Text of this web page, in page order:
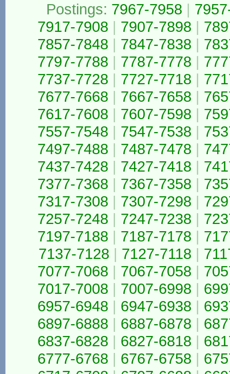
Postings: 7967-7958 |
7917-7908 | 7907-7898 |
7857-7848 | 7847-7838 |
7797-7788 | 7787-7778 |
7737-7728 | 7727-7718 |
7677-7668 | 7667-7658 |
7617-7608 | 7607-7598 |
7557-7548 | 7547-7538 |
7497-7488 | 7487-7478 |
7437-7428 | 7427-7418 |
7377-7368 | 7367-7358 |
7317-7308 | 7307-7298 |
7257-7248 | 7247-7238 |
7197-7188 | 7187-7178 |
7137-7128 | 7127-7118 |
7077-7068 | 7067-7058 |
7017-7008 | 7007-6998 |
6957-6948 | 6947-6938 |
6897-6888 | 6887-6878 |
6837-6828 | 6827-6818 |
6777-6768 | 6767-6758 |